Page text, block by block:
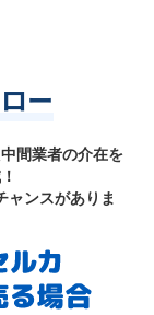
ー
間業者の介在を
ャンスがありま